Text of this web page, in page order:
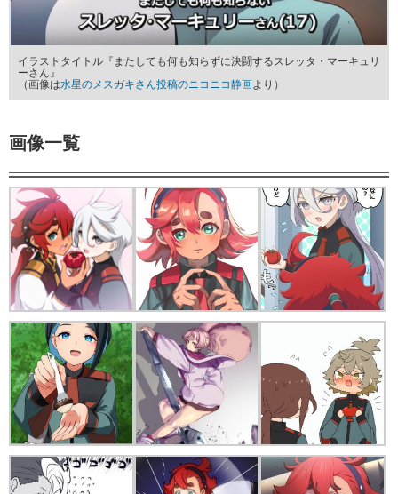
イラストタイトル『またしても何も知らずに決闘するスレッタ・マーキュリ
ーさん』
（画像は水星のメスガキさん投稿のニコニコ静画より）
画像一覧